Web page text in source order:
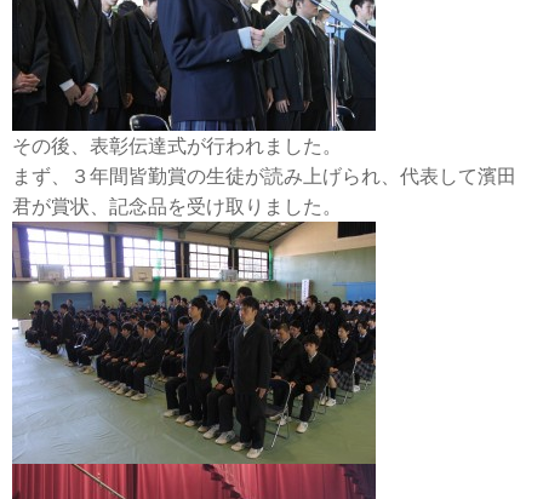
その後、表彰伝達式が行われました。
まず、３年間皆勤賞の生徒が読み上げられ、代表して濱田
君が賞状、記念品を受け取りました。